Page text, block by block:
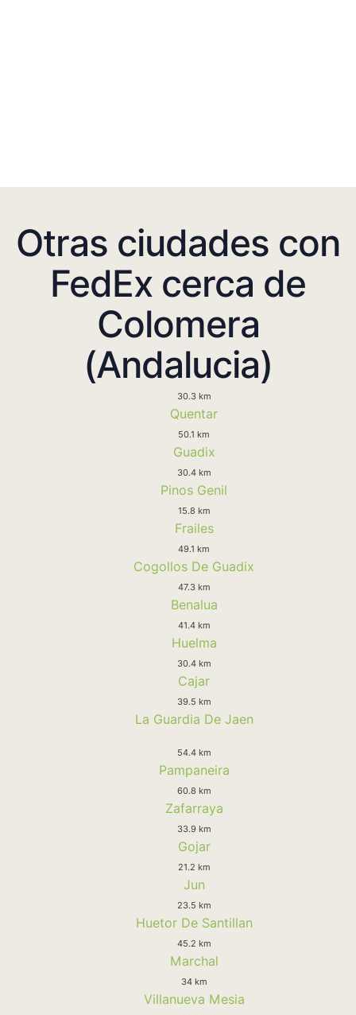
Otras ciudades con
FedEx cerca de
Colomera
(Andalucia)
30.3 km
Quentar
50.1 km
Guadix
30.4 km
Pinos Genil
15.8 km
Frailes
49.1 km
Cogollos De Guadix
47.3 km
Benalua
41.4 km
Huelma
30.4 km
Cajar
39.5 km
La Guardia De Jaen
54.4 km
Pampaneira
60.8 km
Zafarraya
33.9 km
Gojar
21.2 km
Jun
23.5 km
Huetor De Santillan
45.2 km
Marchal
34 km
Villanueva Mesia